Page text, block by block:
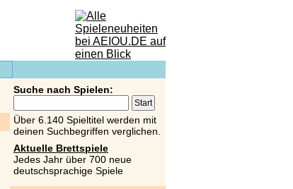
Suche nach Spielen:
Über 6.140 Spieltitel werden mit
deinen Suchbegriffen verglichen.
Aktuelle Brettspiele
Jedes Jahr über 700 neue
deutschsprachige Spiele